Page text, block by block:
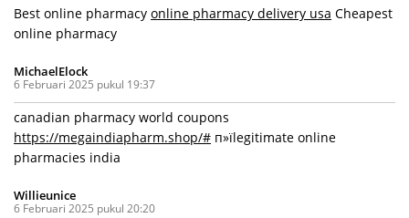
Best online pharmacy online pharmacy delivery usa Cheapest
online pharmacy
MichaelElock
6 Februari 2025 pukul 19:37
canadian pharmacy world coupons
https://megaindiapharm.shop/# п»їlegitimate online
pharmacies india
Willieunice
6 Februari 2025 pukul 20:20